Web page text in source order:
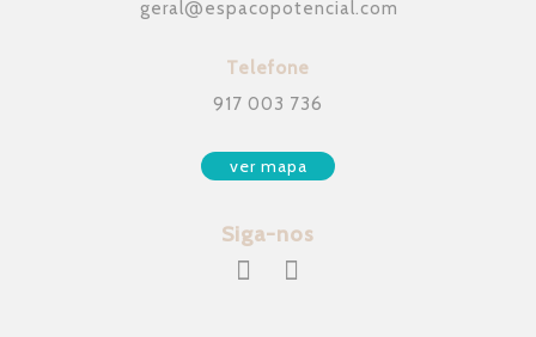
geral@espacopotencial.com
Telefone
917 003 736
ver mapa
Siga-nos